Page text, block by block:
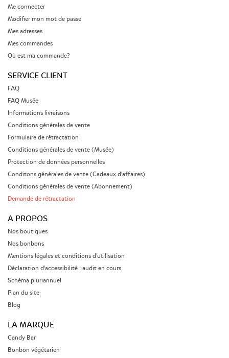
Me connecter
Modifier mon mot de passe
Mes adresses
Mes commandes
Où est ma commande?
SERVICE CLIENT
FAQ
FAQ Musée
Informations livraisons
Conditions générales de vente
Formulaire de rétractation
Conditions générales de vente (Musée)
Protection de données personnelles
Conditons générales de vente (Cadeaux d'affaires)
Conditions générales de vente (Abonnement)
Demande de rétractation
A PROPOS
Nos boutiques
Nos bonbons
Mentions légales et conditions d'utilisation
Déclaration d'accessibilité : audit en cours
Schéma pluriannuel
Plan du site
Blog
LA MARQUE
Candy Bar
Bonbon végétarien